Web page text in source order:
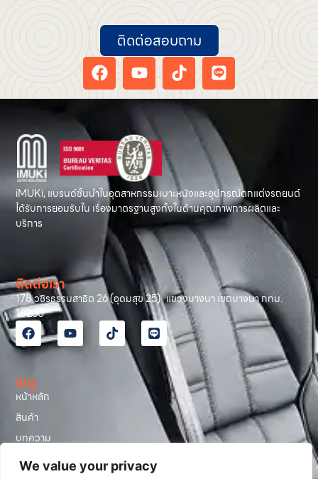
We value your privacy
ติดต่อสอบถาม
iMUKi, แบรนด์ชั้นนำในอุตสาหกรรมเบาะหนังและอุปกรณ์ตกแต่งรถยนต์
ได้รับการยอมรับใน เรื่องมาตรฐานสูงทั้งในด้านคุณภาพการผลิตและ
บริการ
เมนู
หน้าหลัก
สินค้า
บทความ
รีวิวลูกค้า
ติดต่อเรา
178 วชิรธรรมสาธิต 26 (อุดมสุข 25) แขวงบางนา เขตบางนา กทม.
10260